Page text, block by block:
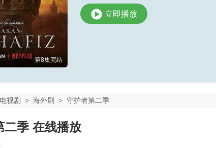
第8集完结
立即播放
电视剧 > 海外剧 > 守护者第二季
二季 在线播放